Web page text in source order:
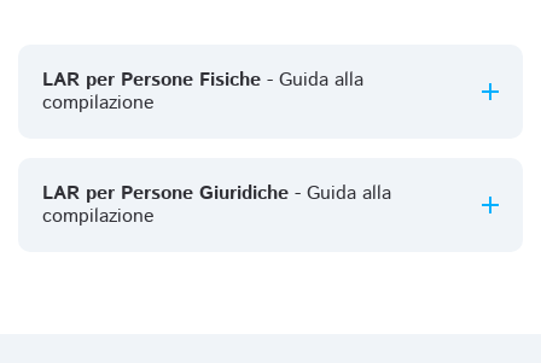
LAR per Persone Fisiche - Guida alla
compilazione
LAR per Persone Giuridiche - Guida alla
compilazione